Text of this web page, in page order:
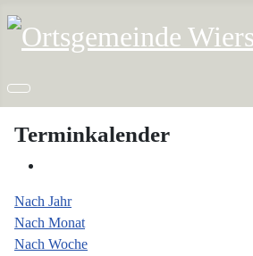
Terminkalender
Nach Jahr
Nach Monat
Nach Woche